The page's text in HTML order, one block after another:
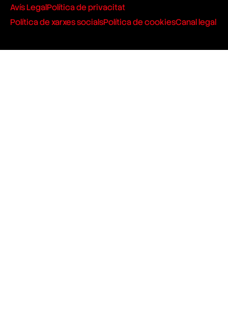
Avís LegalPolítica de privacitat
Política de xarxes socialsPolítica de cookiesCanal legal